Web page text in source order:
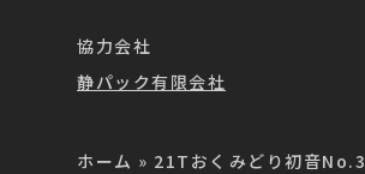
協力会社
静パック有限会社
ホーム » 21Tおくみどり初音No.3